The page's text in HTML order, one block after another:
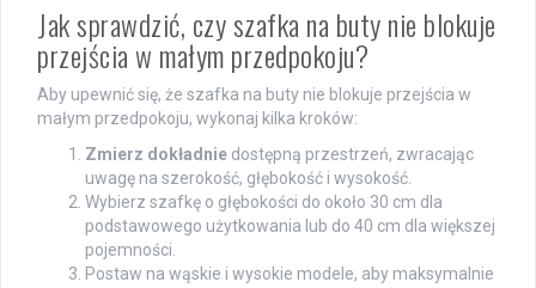
Jak sprawdzić, czy szafka na buty nie blokuje
przejścia w małym przedpokoju?
Aby upewnić się, że szafka na buty nie blokuje przejścia w
małym przedpokoju, wykonaj kilka kroków:
Zmierz dokładnie dostępną przestrzeń, zwracając
uwagę na szerokość, głębokość i wysokość.
Wybierz szafkę o głębokości do około 30 cm dla
podstawowego użytkowania lub do 40 cm dla większej
pojemności.
Postaw na wąskie i wysokie modele, aby maksymalnie